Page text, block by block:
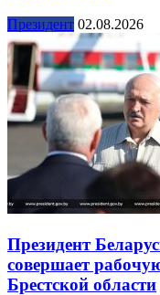
Президент 02.08.2026
Президент
совершает
Брестской области